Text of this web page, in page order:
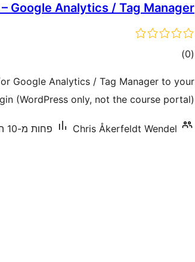
Google Analytics / Tag Manager
(0 דרוגים)
Google Analytics / Tag Manager to your
(WordPress only, not the course portal).
Chris Åkerfeldt Wendel פחות מ-10 התקנות פעילות